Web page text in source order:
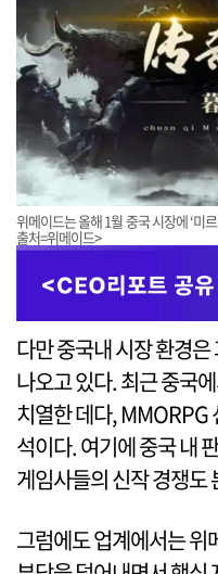
위메이드는 올해 1월 중국 시장에 ‘미
출처=위메이드>
다만 중국내 시장 환경
나오고 있다. 최근 중국
치열한 데다, MMORPG
석이다. 여기에 중국 내
게임사들의 신작 경쟁도
그럼에도 업계에서는 위